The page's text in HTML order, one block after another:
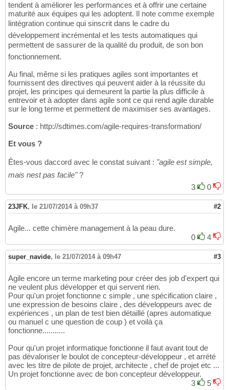
tendent à améliorer les performances et à offrir une certaine
maturité aux équipes qui les adoptent. Il note comme exemple
lintégration continue qui sinscrit dans le cadre du
développement incrémental et les tests automatiques qui
permettent de sassurer de la qualité du produit, de son bon
fonctionnement.
Au final, même si les pratiques agiles sont importantes et
fournissent des directives qui peuvent aider à la réussite du
projet, les principes qui demeurent la partie la plus difficile à
entrevoir et à adopter dans agile sont ce qui rend agile durable
sur le long terme et permettent de maximiser ses avantages.
Source : http://sdtimes.com/agile-requires-transformation/
Et vous ?
Êtes-vous daccord avec le constat suivant : "agile est simple,
mais nest pas facile"?
3
0
23JFK, le 21/07/2014 à 09h37 #2
Agile... cette chimère management à la peau dure.
0
4
super_navide, le 21/07/2014 à 09h47 #3
Agile encore un terme marketing pour créer des job d'expert qui
ne veulent plus développer et qui servent rien.
Pour qu'un projet fonctionne c simple , une spécification claire ,
une expression de besoins claire , des développeurs avec de
expériences , un plan de test bien détaillé (apres automatique
ou manuel c une question de coup ) et voilà ça
fonctionne...........
Pour qu'un projet informatique fonctionne il faut avant tout de
pas dévaloriser le boulot de concepteur-développeur , et arrété
avec les titre de pilote de projet, architecte , chef de projet etc ...
Un projet fonctionne avec de bon concepteur développeur.
3
5